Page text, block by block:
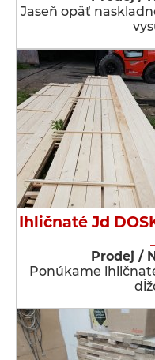
Jaseň opäť
Ihličnaté Jd
Prodej /
Ponúkame